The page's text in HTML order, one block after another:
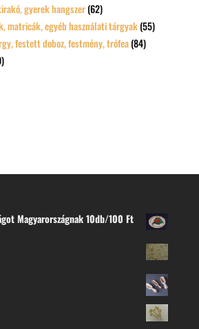
gyerek hangszer (62)
matricák, egyéb használati tárgyak (55)
festett doboz, festmény, trófea (84)
Magyarországnak 10db/100 Ft